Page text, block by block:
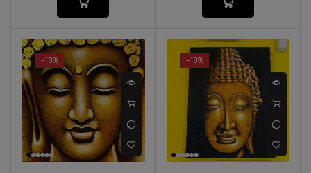
-18% -18%